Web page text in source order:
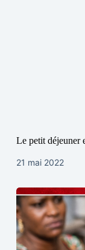
Le petit déjeuner
21 mai 2022